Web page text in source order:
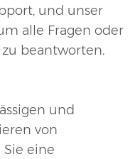
und unser
alle Fragen oder
beantworten.
und
von
eine